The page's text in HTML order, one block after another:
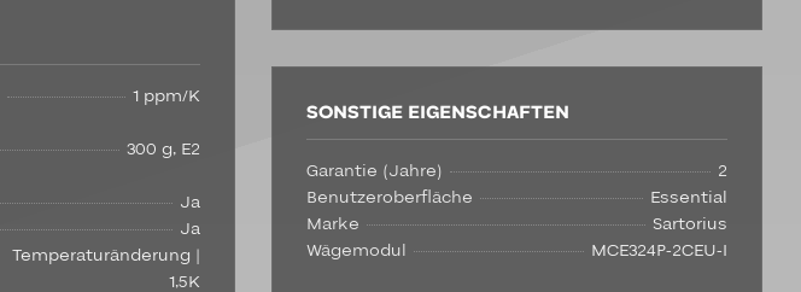
1 ppm/K
300 g, E2
Ja
Ja
Temperaturänderung |
1,5K
SONSTIGE EIGENSCHAFTEN
Garantie (Jahre)
2
Benutzeroberfläche
Essential
Marke
Sartorius
Wägemodul
MCE324P-2CEU-I